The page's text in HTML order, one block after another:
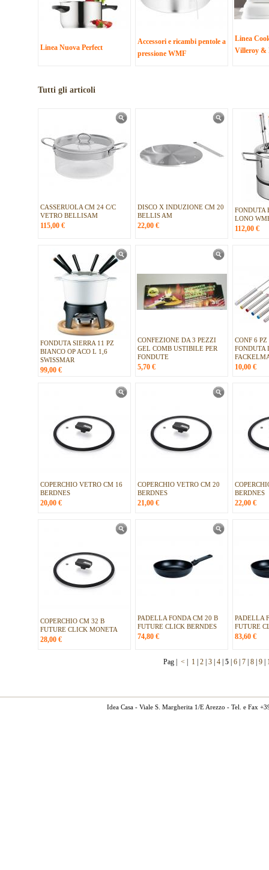
Linea Nuova Perfect
Accessori e ricambi pentole a
pressione WMF
Linea
Villeroy &
Tutti gli articoli
CASSERUOLA CM 24 C/C
VETRO BELLISAM
115,00 €
DISCO X INDUZIONE CM 20
BELLIS AM
22,00 €
FONDUTA
LONO
112,00 €
FONDUTA SIERRA 11 PZ
BIANCO OP ACO L 1,6
SWISSMAR
99,00 €
CONFEZIONE DA 3 PEZZI
GEL COMB USTIBILE PER
FONDUTE
5,70 €
CONF 6 PZ
FONDUTA
10,00 €
COPERCHIO VETRO CM 16
BERDNES
20,00 €
COPERCHIO VETRO CM 20
BERDNES
21,00 €
BERDNES
22,00 €
COPERCHIO CM 32 B
FUTURE CLICK MONETA
28,00 €
PADELLA FONDA CM 20 B
FUTURE CLICK BERNDES
74,80 €
PADELLA
FUTURE
83,60 €
Pag | < 1 2| 3| 4| 5| 6| 7| 8| 9|
Idea Casa - Viale S. Margherita 1/E Arezzo - Tel. e Fax